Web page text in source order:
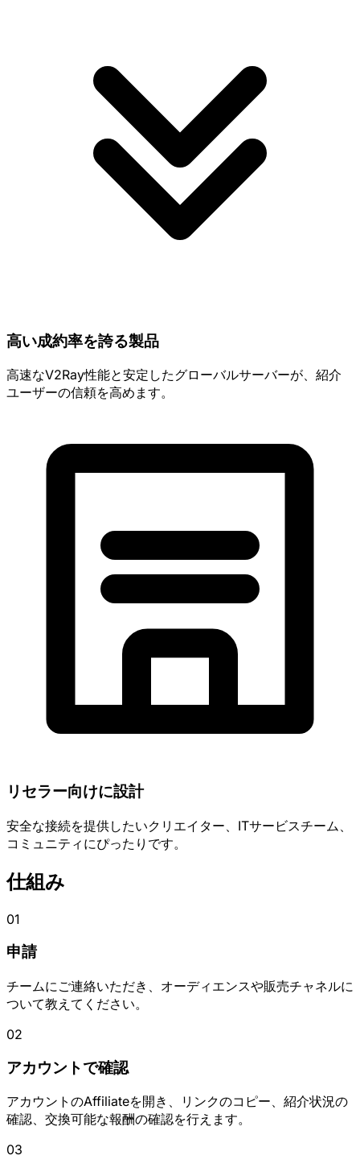
高い成約率を誇る製品
高速なV2Ray性能と安定したグローバルサーバーが、紹介
ユーザーの信頼を高めます。
リセラー向けに設計
安全な接続を提供したいクリエイター、ITサービスチーム、
コミュニティにぴったりです。
仕組み
01
申請
チームにご連絡いただき、オーディエンスや販売チャネルに
ついて教えてください。
02
アカウントで確認
アカウントのAffiliateを開き、リンクのコピー、紹介状況の
確認、交換可能な報酬の確認を行えます。
03